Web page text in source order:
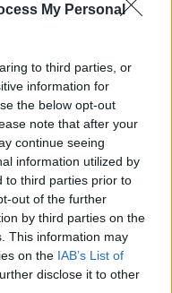
My Personal
to third parties, or
information for
the below opt-out
note that after your
continue seeing
information utilized by
to third parties prior to
out of the further
by third parties on the
This information may
on the IAB’s List of
disclose it to other
Wever gillade
och öl.